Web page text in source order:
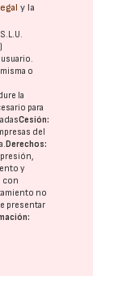
y la
o
la
para
Cesión:
del
Derechos:
y
con
no
presentar